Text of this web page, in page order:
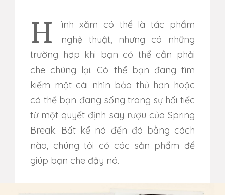
Hình xăm có thể là tác phẩm
nghệ thuật, nhưng có những
trường hợp khi bạn có thể cần phải
che chúng lại. Có thể bạn đang tìm
kiếm một cái nhìn bảo thủ hơn hoặc
có thể bạn đang sống trong sự hối tiếc
từ một quyết định say rượu của Spring
Break. Bất kể nó đến đó bằng cách
nào, chúng tôi có các sản phẩm để
giúp bạn che đậy nó.